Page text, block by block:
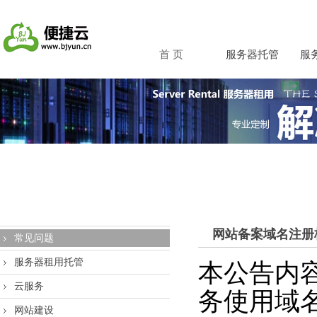
首 页 服务器托管 服
常见问题
服务器租用托管
云服务
网站建设
网站备案域名注
本公告内
务使用域